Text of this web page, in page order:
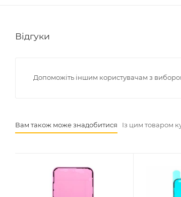
Відгуки
Допоможіть іншим користувачам з
Вам також може знадобитися Із цим товаром